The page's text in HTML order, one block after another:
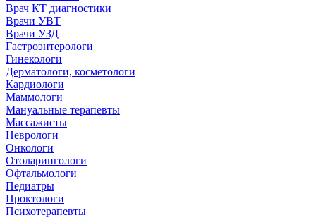
Врач КТ диагностики
Врачи УВТ
Врачи УЗД
Гастроэнтерологи
Гинекологи
Дерматологи, косметологи
Кардиологи
Маммологи
Мануальные терапевты
Массажисты
Неврологи
Онкологи
Отоларингологи
Офтальмологи
Педиатры
Проктологи
Психотерапевты